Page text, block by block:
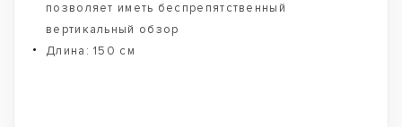
позволяет иметь беспрепятственный
вертикальный обзор
Длина: 150 см